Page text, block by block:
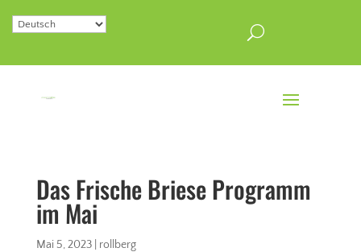
Das Frische Briese Programm
im Mai
Mai 5, 2023| rollberg